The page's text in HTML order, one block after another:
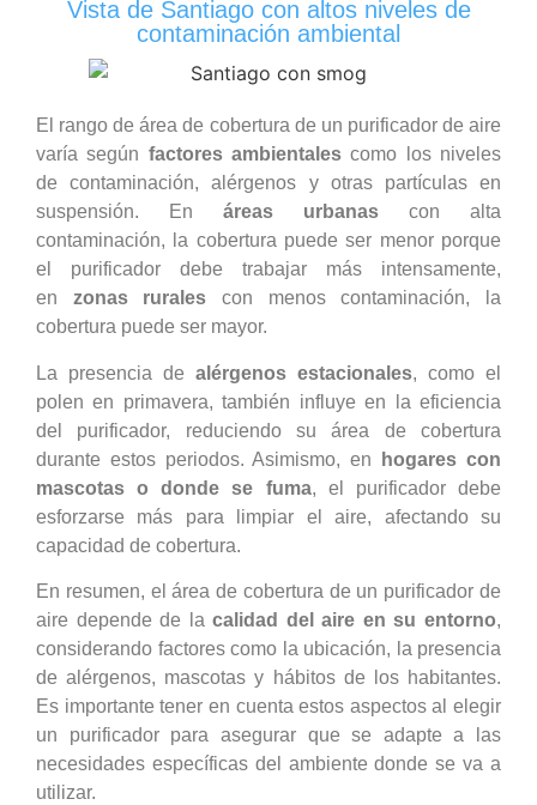
Vista de Santiago con altos niveles de
contaminación ambiental
El rango de área de cobertura de un purificador de aire
varía según factores ambientales como los niveles
de contaminación, alérgenos y otras partículas en
suspensión. En áreas urbanas con alta
contaminación, la cobertura puede ser menor porque
el purificador debe trabajar más intensamente,
en zonas rurales con menos contaminación, la
cobertura puede ser mayor.
La presencia de alérgenos estacionales, como el
polen en primavera, también influye en la eficiencia
del purificador, reduciendo su área de cobertura
durante estos periodos. Asimismo, en
hogares con
mascotas o donde se fuma, el purificador debe
esforzarse más para limpiar el aire, afectando su
capacidad de cobertura.
En resumen, el área de cobertura de un purificador de
aire depende de lacalidad del aire en su entorno,
considerando factores como la ubicación, la presencia
de alérgenos, mascotas y hábitos de los habitantes.
Es importante tener en cuenta estos aspectos al elegir
un purificador para asegurar que se adapte a las
necesidades específicas del ambiente donde se va a
utilizar.